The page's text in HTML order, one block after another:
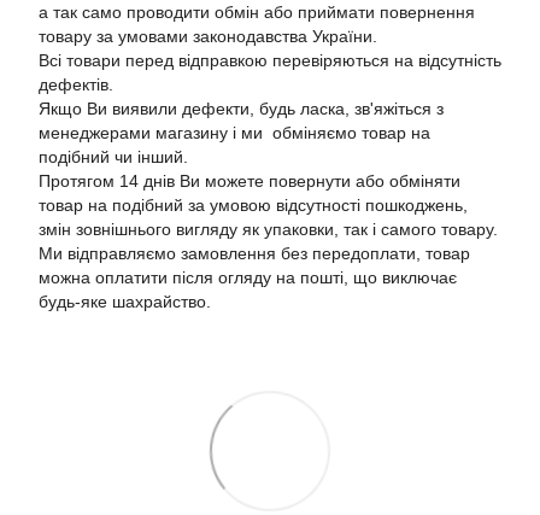
а так само проводити обмін або приймати повернення
товару за умовами законодавства України.
Всі товари перед відправкою перевіряються на відсутність
дефектів.
Якщо Ви виявили дефекти, будь ласка, зв'яжіться з
менеджерами магазину і ми обміняємо товар на
подібний чи інший.
Протягом 14 днів Ви можете повернути або обміняти
товар на подібний за умовою відсутності пошкоджень,
змін зовнішнього вигляду як упаковки, так і самого товару.
Ми відправляємо замовлення без передоплати, товар
можна оплатити після огляду на пошті, що виключає
будь-яке шахрайство.